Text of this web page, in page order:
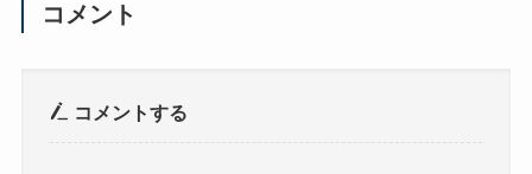
コメント
コメントする